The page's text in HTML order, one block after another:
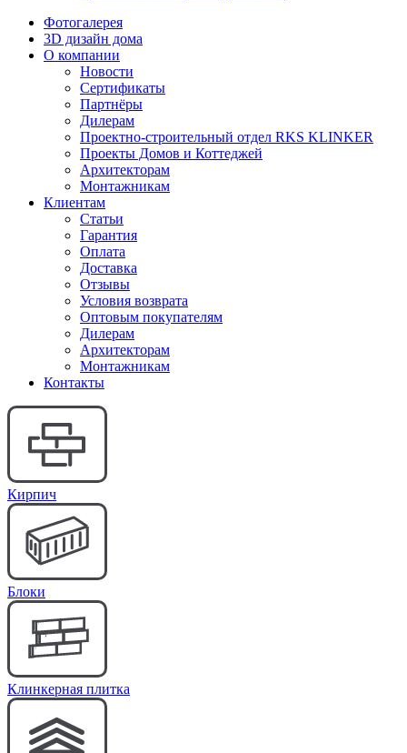
Фотогалерея
3D дизайн дома
О компании
Новости
Сертификаты
Партнёры
Дилерам
Проектно-строительный отдел RKS KLINKER
Проекты Домов и Коттеджей
Архитекторам
Монтажникам
Клиентам
Статьи
Гарантия
Оплата
Доставка
Отзывы
Условия возврата
Оптовым покупателям
Дилерам
Архитекторам
Монтажникам
Контакты
Кирпич
Блоки
Клинкерная плитка